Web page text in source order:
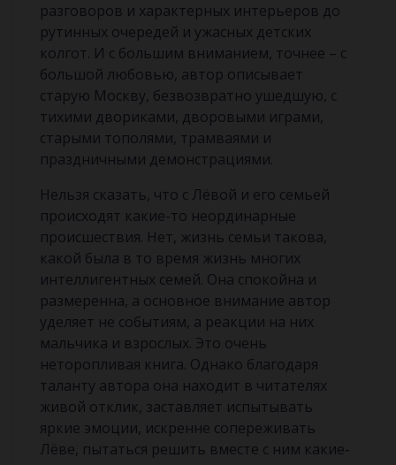
разговоров и характерных интерьеров до
рутинных очередей и ужасных детских
колгот. И с большим вниманием, точнее – с
большой любовью, автор описывает
старую Москву, безвозвратно ушедшую, с
тихими двориками, дворовыми играми,
старыми тополями, трамваями и
праздничными демонстрациями.
Нельзя сказать, что с Лёвой и его семьей
происходят какие-то неординарные
происшествия. Нет, жизнь семьи такова,
какой была в то время жизнь многих
интеллигентных семей. Она спокойна и
размеренна, а основное внимание автор
уделяет не событиям, а реакции на них
мальчика и взрослых. Это очень
неторопливая книга. Однако благодаря
таланту автора она находит в читателях
живой отклик, заставляет испытывать
яркие эмоции, искренне сопереживать
Лёве, пытаться решить вместе с ним какие-